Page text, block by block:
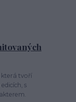
která tvoří
s